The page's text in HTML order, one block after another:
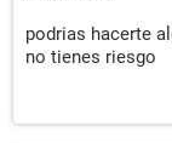
podrias hacerte
no tienes riesgo